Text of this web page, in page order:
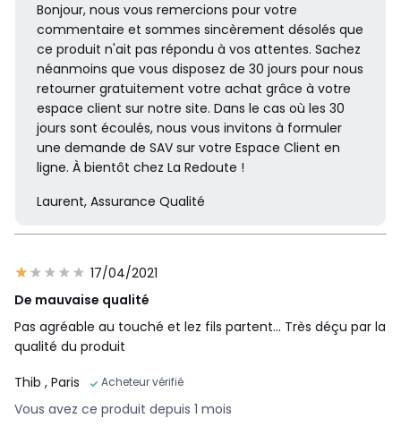
Bonjour, nous vous remercions pour votre
commentaire et sommes sincèrement désolés que
ce produit n'ait pas répondu à vos attentes. Sachez
néanmoins que vous disposez de 30 jours pour nous
retourner gratuitement votre achat grâce à votre
espace client sur notre site. Dans le cas où les 30
jours sont écoulés, nous vous invitons à formuler
une demande de SAV sur votre Espace Client en
ligne. À bientôt chez La Redoute !
Laurent, Assurance Qualité
17/04/2021
De mauvaise qualité
Pas agréable au touché et lez fils partent... Très déçu par la
qualité du produit
Thib , Paris Acheteur vérifié
Vous avez ce produit depuis 1 mois